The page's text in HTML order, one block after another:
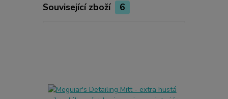
Související zboží 6